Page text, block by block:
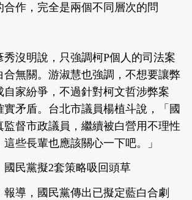
合作，完全是兩個不同層次的問
沒明說，只強調柯P個人的司法案
合無關。游淑慧也強調，不想要讓弊
自家紛爭，不過針對柯文哲涉弊案
矛盾。台北市議員楊植斗說，「國
監督市政議員，繼續被白營用不理性
些長輩也應該關心一下吧。」
民黨擬2套策略吸回頭草
導，國民黨傳出已擬定藍白合劇